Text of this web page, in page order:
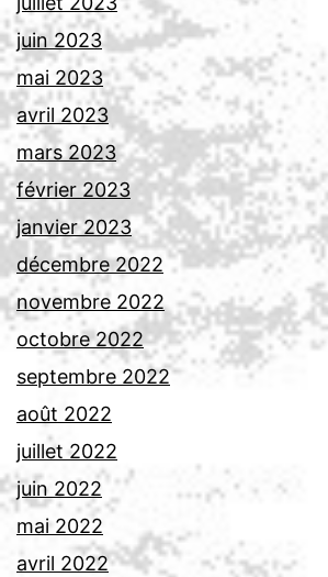
juin 2023
mai 2023
avril 2023
mars 2023
février 2023
janvier 2023
décembre 2022
novembre 2022
octobre 2022
septembre 2022
août 2022
juillet 2022
juin 2022
mai 2022
avril 2022